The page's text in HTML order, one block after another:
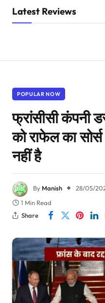
Latest Reviews
POPULAR NOW
फ्रांसीसी कंपनी
को राफेल का
नहीं है
By Manish 28/05/
1 Min Read
Share